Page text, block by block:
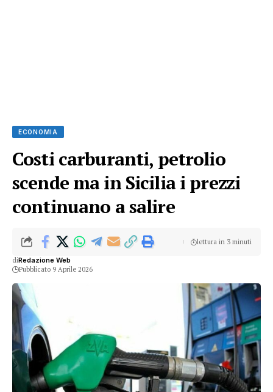
ECONOMIA
Costi carburanti, petrolio
scende ma in Sicilia i prezzi
continuano a salire
diRedazione Web
Pubblicato 9 Aprile 2026
lettura in 3 minuti